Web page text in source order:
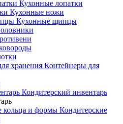
Кухонные лопатки
Кухонные ножи
Кухонные щипцы
Контейнеры для
Кондитерский инвентарь
Кондитерские